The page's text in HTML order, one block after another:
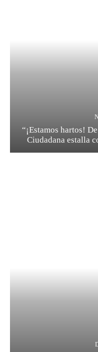
“¡Estamos hartos!
Ciudadana estalla